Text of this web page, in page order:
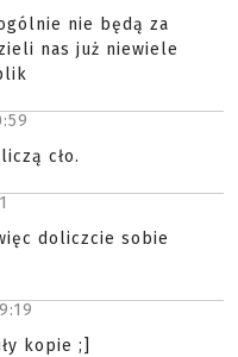
nie będą za
nas już niewiele
cło.
doliczcie sobie
kopie ;]